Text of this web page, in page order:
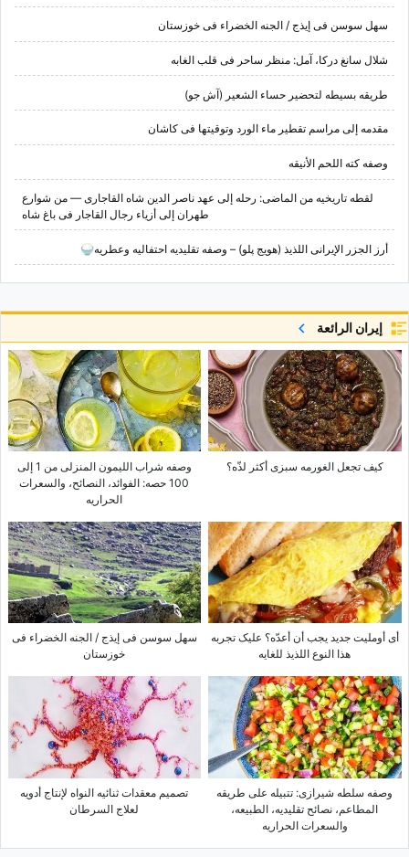
سهل سوسن فی إیذج / الجنه الخضراء فی خوزستان
شلال سانغ درکا، آمل: منظر ساحر فی قلب الغابه
طریقه بسیطه لتحضیر حساء الشعیر (آش جو)
مقدمه إلى مراسم تقطیر ماء الورد وتوقیتها فی کاشان
وصفه کته اللحم الأنیقه
لقطه تاریخیه من الماضی: رحله إلى عهد ناصر الدین شاه القاجاری — من شوارع
طهران إلى أزیاء رجال القاجار فی باغ شاه
أرز الجزر الإیرانی اللذیذ (هویج پلو) – وصفه تقلیدیه احتفالیه وعطریه🍚
إيران الرائعة
کیف تجعل الغورمه سبزی أکثر لذّه؟
وصفه شراب اللیمون المنزلی من 1 إلى
100 حصه: الفوائد، النصائح، والسعرات
الحراریه
أی أوملیت جدید یجب أن أعدّه؟ علیک تجربه
هذا النوع اللذیذ للغایه
سهل سوسن فی إیذج / الجنه الخضراء فی
خوزستان
وصفه سلطه شیرازی: تتبیله على طریقه
المطاعم، نصائح تقلیدیه، الطبیعه،
والسعرات الحراریه
تصمیم معقدات ثنائیه النواه لإنتاج أدویه
لعلاج السرطان